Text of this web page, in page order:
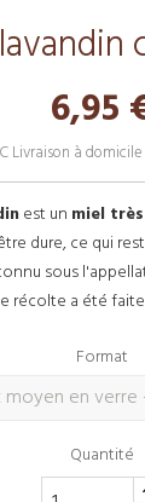
6,95
Livraison à
est un miel
dure, ce qui
sous
récolte a été
Format
Quantité